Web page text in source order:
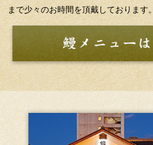
まで少々のお時間を頂戴しております。